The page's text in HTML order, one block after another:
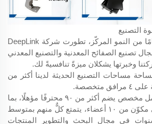
التصنيع
وبفضل أكثر من ٢٠ عامًا من النمو المركّز، تطورت شركة DeepLink
تصنيع الصفائح المعدنية والتصنيع المعدني
وخبرتها يشكلان ميزةً تنافسيةً لك.
مساحة مساحات التصنيع الحديثة لدينا أكثر من
*فريق خبراء: فريق عمل مخصص يضم أكثر من ٩٠ محترفًا مؤهلًا، بما
في ذلك فريق هندسي مكوّن من ١٠ أعضاء، يتمتع كلٌّ منهم بمتوسط
تزيد على ٨ سنوات في مجال البحث والتطوير المنتجات